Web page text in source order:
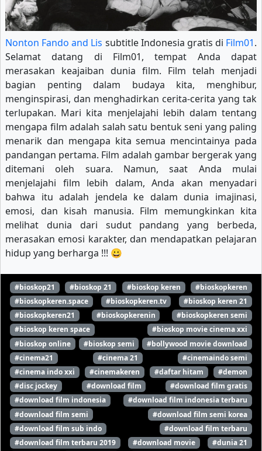
Nonton Fando and Lis subtitle Indonesia gratis di Film01.
Selamat datang di Film01, tempat Anda dapat
merasakan keajaiban dunia film. Film telah menjadi
bagian penting dalam budaya kita, menghibur,
menginspirasi, dan menghadirkan cerita-cerita yang tak
terlupakan. Mari kita menjelajahi lebih dalam tentang
mengapa film adalah salah satu bentuk seni yang paling
menarik dan mengapa kita semua mencintainya pada
pandangan pertama. Film adalah gambar bergerak yang
ditemani oleh suara. Namun, saat Anda mulai
menjelajahi film lebih dalam, Anda akan menyadari
bahwa itu adalah jendela ke dalam dunia imajinasi,
emosi, dan kisah manusia. Film memungkinkan kita
melihat dunia dari sudut pandang yang berbeda,
merasakan emosi karakter, dan mendapatkan pelajaran
hidup yang berharga !!! 😀
#bioskop21 #bioskop 21 #bioskop keren
#bioskopkeren
#bioskopkeren.space
#bioskopkeren.tv
#bioskop keren 21
#bioskopkeren21
#bioskopkerenin
#bioskopkeren semi
#bioskop keren space
#bioskop movie cinema xxi
#bioskop online
#bioskop semi
#bollywood movie download
#cinema21
#cinema 21
#cinemaindo semi
#cinema indo xxi
#cinemakeren #daftar hitam
#demon
#disc jockey
#download film
#download film gratis
#download film indonesia
#download film indonesia terbaru
#download film semi
#download film semi korea
#download film sub indo
#download film terbaru
#download film terbaru 2019
#download movie
#dunia 21